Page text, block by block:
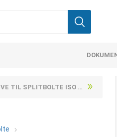
SPLITBOLTE ISO 8738 RUSTFRI A2 HV 160 M5-(Ø5X10X0,8) (50 STK)